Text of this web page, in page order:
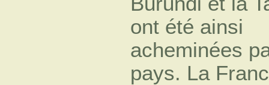
ont été ainsi
acheminées
pays. La